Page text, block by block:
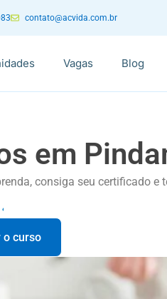
contato@acvida.com.br
Vagas Blog
em
consiga seu certificado e
o curso